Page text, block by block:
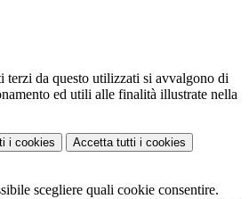
terzi da questo utilizzati si avvalgono di
ed utili alle finalità illustrate nella
i cookies Accetta tutti i cookies
scegliere quali cookie consentire.